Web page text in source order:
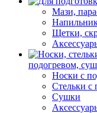
Мази,
Щетки,
подогревом,
Носки с
Стельки с
Сушки